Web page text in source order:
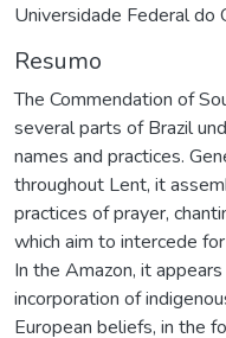
Universidade Federal do
Resumo
The Commendation of
several parts of Brazil
names and practices.
throughout Lent, it
practices of prayer,
which aim to intercede
In the Amazon, it
incorporation of
European beliefs, in the